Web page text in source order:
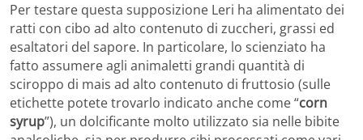
Per testare questa supposizione Leri ha alimentato dei
ratti con cibo ad alto contenuto di zuccheri, grassi ed
esaltatori del sapore. In particolare, lo scienziato ha
fatto assumere agli animaletti grandi quantità di
sciroppo di mais ad alto contenuto di fruttosio (sulle
etichette potete trovarlo indicato anche come “corn
syrup”), un dolcificante molto utilizzato sia nelle bibite